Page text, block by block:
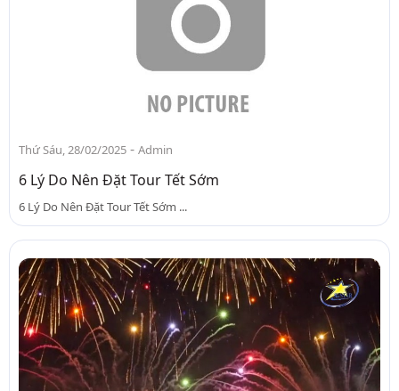
Thứ Sáu, 28/02/2025 - Admin
6 Lý Do Nên Đặt Tour Tết Sớm
6 Lý Do Nên Đặt Tour Tết Sớm ...